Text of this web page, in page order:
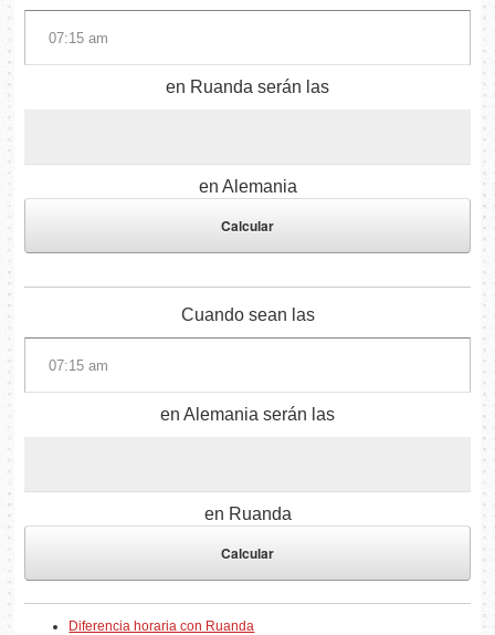
en Ruanda serán las
en Alemania
Cuando sean las
en Alemania serán las
en Ruanda
Diferencia horaria con Ruanda